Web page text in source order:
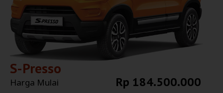
S-Presso
Harga Mulai Rp 184.500.000